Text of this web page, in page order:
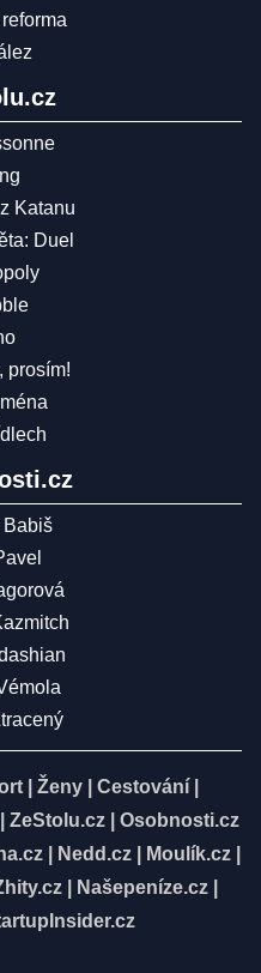
Katanu
Duel
prosím!
Ženy Cestování
ZeStolu.cz
Osobnosti.cz
| Nedd.cz| Moulík.cz|
Našepeníze.cz